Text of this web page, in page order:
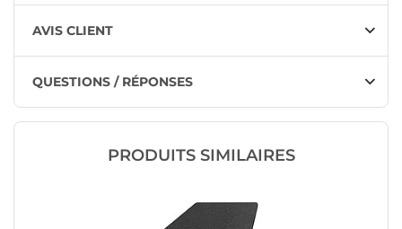
AVIS CLIENT
QUESTIONS / RÉPONSES
PRODUITS SIMILAIRES